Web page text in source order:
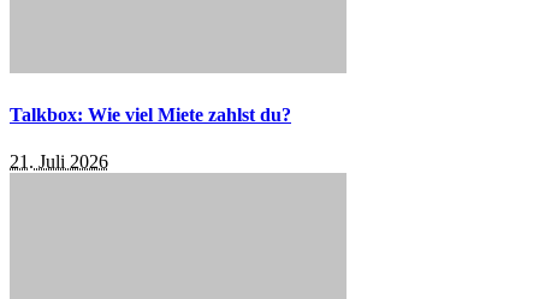
Talkbox: Wie viel Miete zahlst du?
21. Juli 2026